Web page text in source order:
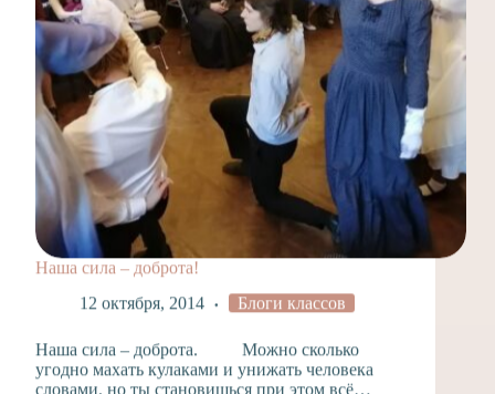
Наша сила – доброта!
12 октября, 2014
Блоги классов
Наша сила – доброта. Можно сколько
угодно махать кулаками и унижать человека
словами, но ты становишься при этом всё…